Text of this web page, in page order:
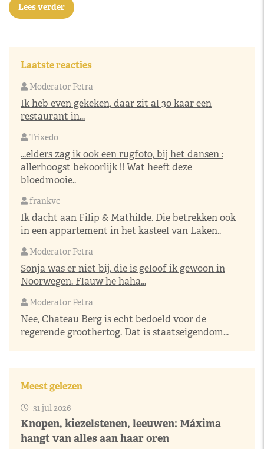
Lees verder
Laatste reacties
Moderator Petra
Ik heb even gekeken, daar zit al 30 kaar een
restaurant in...
Trixedo
...elders zag ik ook een rugfoto, bij het dansen :
allerhoogst bekoorlijk !! Wat heeft deze
bloedmooie..
frankvc
Ik dacht aan Filip & Mathilde. Die betrekken ook
in een appartement in het kasteel van Laken..
Moderator Petra
Sonja was er niet bij, die is geloof ik gewoon in
Noorwegen. Flauw he haha...
Moderator Petra
Nee, Chateau Berg is echt bedoeld voor de
regerende groothertog. Dat is staatseigendom...
Meest gelezen
31 jul 2026
Knopen, kiezelstenen, leeuwen: Máxima
hangt van alles aan haar oren